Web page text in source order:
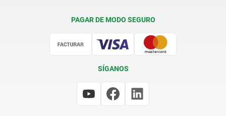
PAGAR DE MODO SEGURO
SÍGANOS